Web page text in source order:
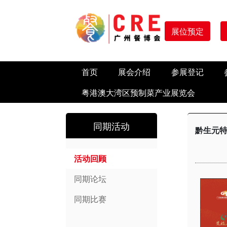
展位预定
首页 展会介绍 参展登记
粤港澳大湾区预制菜产业展览会
同期活动
活动回顾
同期论坛
同期比赛
黔生元